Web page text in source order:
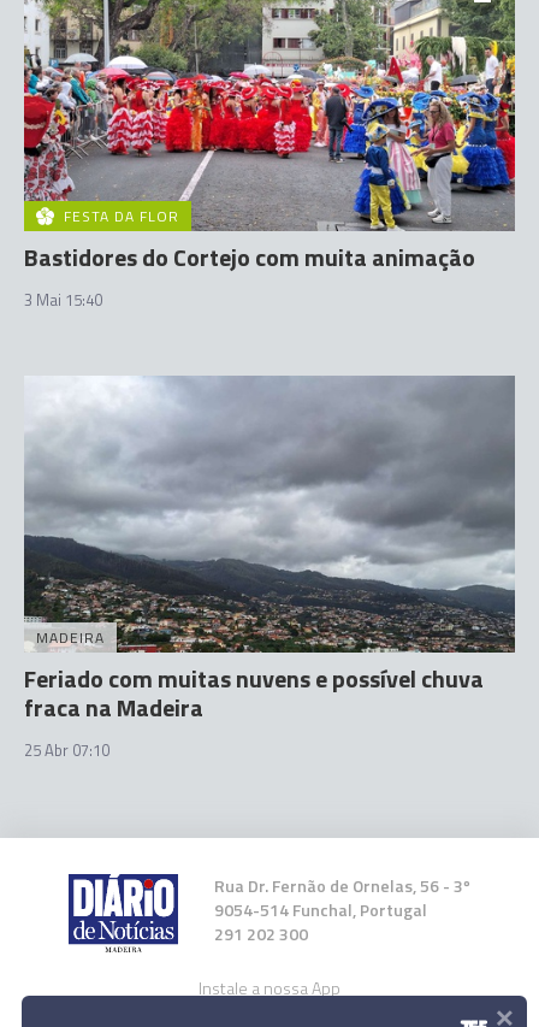
FESTA DA FLOR
Bastidores do Cortejo com muita animação
3 Mai 15:40
MADEIRA
Feriado com muitas nuvens e possível chuva
fraca na Madeira
25 Abr 07:10
Rua Dr. Fernão de Ornelas, 56 - 3º
9054-514 Funchal, Portugal
291 202 300
Instale a nossa App ×